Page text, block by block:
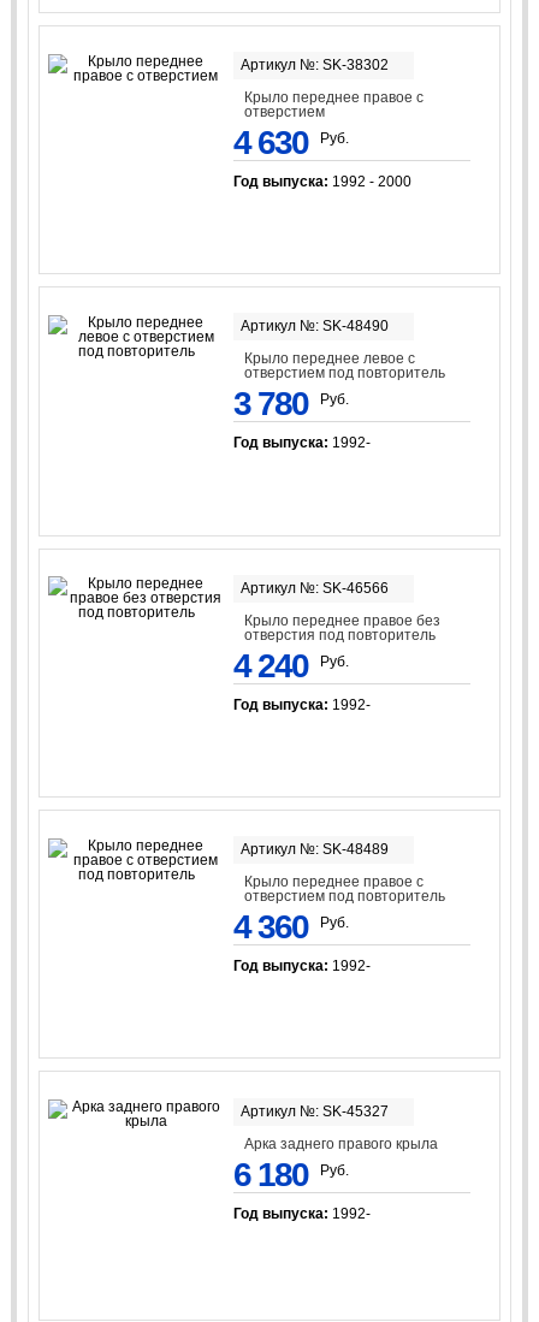
Артикул №: SK-38302
Крыло переднее правое с
отверстием
4 630 Руб.
Год выпуска: 1992 - 2000
Артикул №: SK-48490
Крыло переднее левое с
отверстием под повторитель
3 780 Руб.
Год выпуска: 1992-
Артикул №: SK-46566
Крыло переднее правое без
отверстия под повторитель
4 240 Руб.
Год выпуска: 1992-
Артикул №: SK-48489
Крыло переднее правое с
отверстием под повторитель
4 360 Руб.
Год выпуска: 1992-
Артикул №: SK-45327
Арка заднего правого крыла
6 180 Руб.
Год выпуска: 1992-